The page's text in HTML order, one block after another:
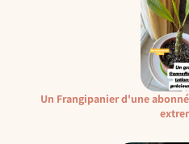
Un Frangipanier d'une